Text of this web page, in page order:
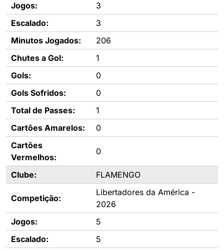
Jogos:
3
Escalado:
3
Minutos Jogados:
206
Chutes a Gol:
1
Gols:
0
Gols Sofridos:
0
Total de Passes:
1
Cartões Amarelos:
0
Cartões
Vermelhos:
0
Clube: FLAMENGO
Competição:
Libertadores da América -
2026
Jogos:
5
Escalado:
5